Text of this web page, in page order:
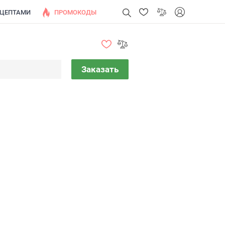
ПРОМОКОДЫ
Заказать